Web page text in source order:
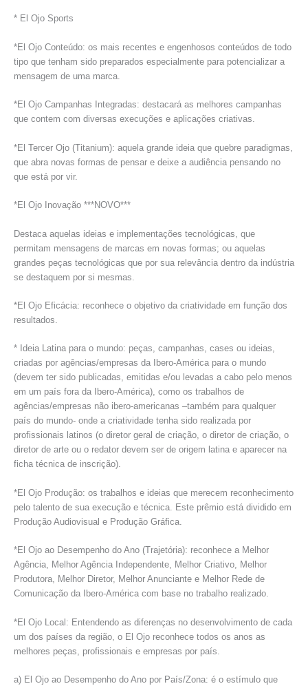
* El Ojo Sports
*El Ojo Conteúdo: os mais recentes e engenhosos conteúdos de todo
tipo que tenham sido preparados especialmente para potencializar a
mensagem de uma marca.
*El Ojo Campanhas Integradas: destacará as melhores campanhas
que contem com diversas execuções e aplicações criativas.
*El Tercer Ojo (Titanium): aquela grande ideia que quebre paradigmas,
que abra novas formas de pensar e deixe a audiência pensando no
que está por vir.
*El Ojo Inovação ***NOVO***
Destaca aquelas ideias e implementações tecnológicas, que
permitam mensagens de marcas em novas formas; ou aquelas
grandes peças tecnológicas que por sua relevância dentro da indústria
se destaquem por si mesmas.
*El Ojo Eficácia: reconhece o objetivo da criatividade em função dos
resultados.
* Ideia Latina para o mundo: peças, campanhas, cases ou ideias,
criadas por agências/empresas da Ibero-América para o mundo
(devem ter sido publicadas, emitidas e/ou levadas a cabo pelo menos
em um país fora da Ibero-América), como os trabalhos de
agências/empresas não ibero-americanas –também para qualquer
país do mundo- onde a criatividade tenha sido realizada por
profissionais latinos (o diretor geral de criação, o diretor de criação, o
diretor de arte ou o redator devem ser de origem latina e aparecer na
ficha técnica de inscrição).
*El Ojo Produção: os trabalhos e ideias que merecem reconhecimento
pelo talento de sua execução e técnica. Este prêmio está dividido em
Produção Audiovisual e Produção Gráfica.
*El Ojo ao Desempenho do Ano (Trajetória): reconhece a Melhor
Agência, Melhor Agência Independente, Melhor Criativo, Melhor
Produtora, Melhor Diretor, Melhor Anunciante e Melhor Rede de
Comunicação da Ibero-América com base no trabalho realizado.
*El Ojo Local: Entendendo as diferenças no desenvolvimento de cada
um dos países da região, o El Ojo reconhece todos os anos as
melhores peças, profissionais e empresas por país.
a) El Ojo ao Desempenho do Ano por País/Zona: é o estímulo que